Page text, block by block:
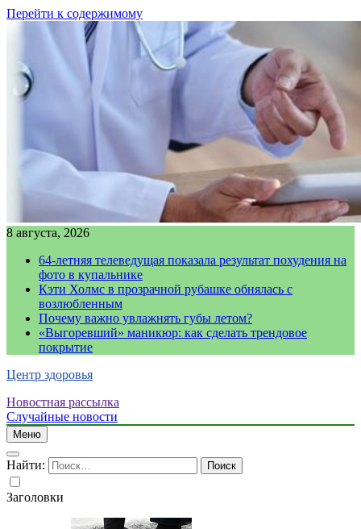
Перейти к содержимому
8 августа, 2026
64-летняя телеведущая показала результат похудения на
фото в купальнике
Кэти Холмс в прозрачной рубашке обнялась с
возлюбленным
Почему важно увлажнять губы летом?
«Выгоревший» маникюр: как сделать трендовое
покрытие
Центр здоровья
Новостная рассылка
Случайные новости
Меню
Найти:
Заголовки